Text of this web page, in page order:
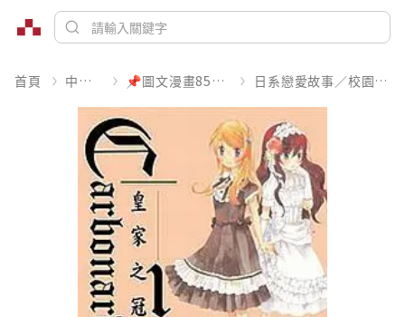
首頁 中文書 📌圖文漫畫85折起 日系戀愛故事／校園青春